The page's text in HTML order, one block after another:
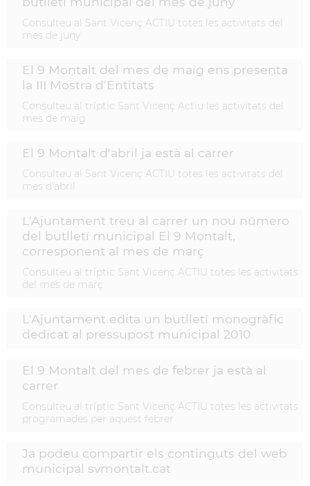
Consulteu al Sant Vicenç ACTIU totes les activitats del
mes de juny
El 9 Montalt del mes de maig ens presenta
la III Mostra d'Entitats
Consulteu al tríptic Sant Vicenç Actiu les activitats del
mes de maig
El 9 Montalt d'abril ja està al carrer
Consulteu al Sant Vicenç ACTIU totes les activitats del
mes d'abril
L'Ajuntament treu al carrer un nou número
del butlletí municipal El 9 Montalt,
corresponent al mes de març
Consulteu al tríptic Sant Vicenç ACTIU totes les activitats
del mes de març
L'Ajuntament edita un butlletí monogràfic
dedicat al pressupost municipal 2010
El 9 Montalt del mes de febrer ja està al
carrer
Consulteu al tríptic Sant Vicenç ACTIU totes les activitats
programades per aquest febrer
Ja podeu compartir els continguts del web
municipal svmontalt.cat